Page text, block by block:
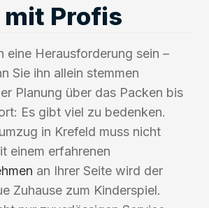
Profis
eine Herausforderung sein –
Sie ihn allein stemmen
Planung über das Packen bis
Es gibt viel zu bedenken.
in Krefeld muss nicht
einem erfahrenen
an Ihrer Seite wird der
Zuhause zum Kinderspiel.